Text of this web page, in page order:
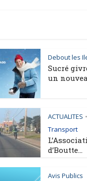
Debout les
Sucré
un
ACTUALITES •
Transport
d’Boutte...
Avis Publics